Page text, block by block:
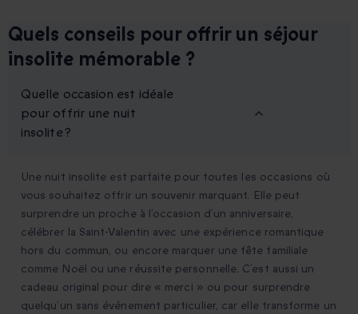
Quels conseils pour offrir un séjour
insolite mémorable ?
Quelle occasion est idéale
pour offrir une nuit
insolite ?
Une nuit insolite est parfaite pour toutes les occasions où
vous souhaitez offrir un souvenir marquant. Elle peut
surprendre un proche à l’occasion d’un anniversaire,
célébrer la Saint-Valentin avec une expérience romantique
hors du commun, ou encore marquer une fête familiale
comme Noël ou une réussite personnelle. C’est aussi un
cadeau original pour dire « merci » ou pour surprendre
quelqu’un sans événement particulier, car elle transforme un